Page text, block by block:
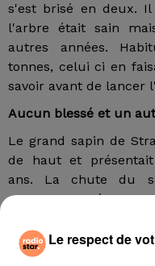
s'est brisé en deux.
l'arbre était sain
autres années.
tonnes, celui ci en
savoir avant de lancer
Aucun blessé et un
Le grand sapin de
de haut et présentait
ans. La chute du
personnes
sécurisé. En
puisque le sapin est
censé le
Le respect de